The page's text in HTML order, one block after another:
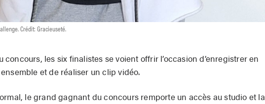
Crédit: Gracieuseté.
concours, les six finalistes se voient offrir l’occasion d’enregistrer en
et de réaliser un clip vidéo.
le grand gagnant du concours remporte un accès au studio et la